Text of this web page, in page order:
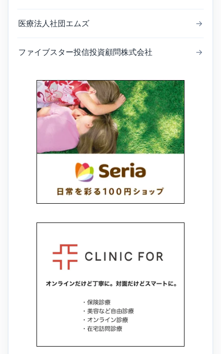
医療法人社団エムズ →
ファイブスター投信投資顧問株式会社 →